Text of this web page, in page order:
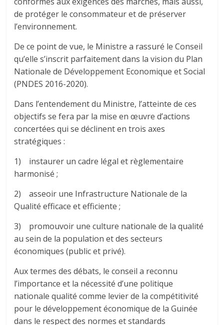
de protéger le consommateur et de préserver
l’environnement.
De ce point de vue, le Ministre a rassuré le Conseil
qu’elle s’inscrit parfaitement dans la vision du Plan
Nationale de Développement Economique et Social
(PNDES 2016-2020).
Dans l’entendement du Ministre, l’atteinte de ces
objectifs se fera par la mise en œuvre d’actions
concertées qui se déclinent en trois axes
stratégiques :
1) instaurer un cadre légal et règlementaire
harmonisé ;
2) asseoir une Infrastructure Nationale de la
Qualité efficace et efficiente ;
3) promouvoir une culture nationale de la qualité
au sein de la population et des secteurs
économiques (public et privé).
Aux termes des débats, le conseil a reconnu
l’importance et la nécessité d’une politique
nationale qualité comme levier de la compétitivité
pour le développement économique de la Guinée
dans le respect des normes et standards